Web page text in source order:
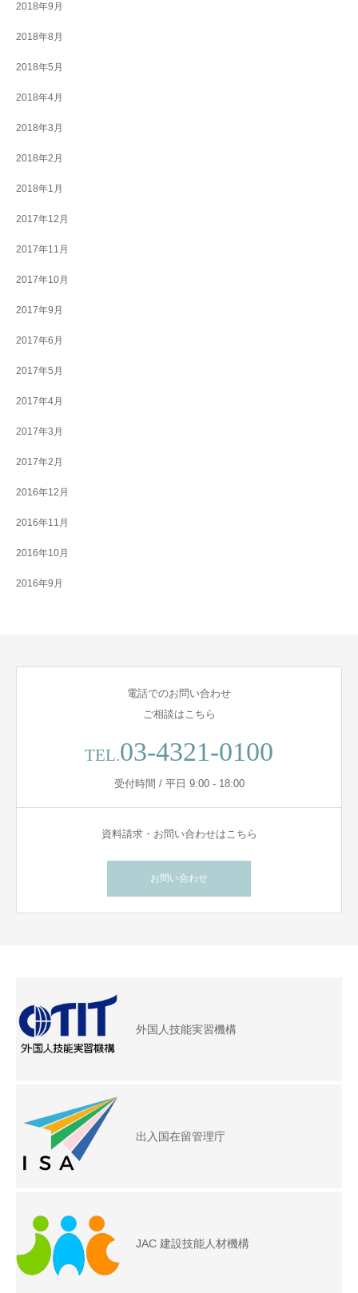
2018年9月
2018年8月
2018年5月
2018年4月
2018年3月
2018年2月
2018年1月
2017年12月
2017年11月
2017年10月
2017年9月
2017年6月
2017年5月
2017年4月
2017年3月
2017年2月
2016年12月
2016年11月
2016年10月
2016年9月
電話でのお問い合わせ
ご相談はこちら
TEL.03-4321-0100
受付時間 / 平日 9:00 - 18:00
資料請求・お問い合わせはこちら
お問い合わせ
外国人技能実習機構
出入国在留管理庁
JAC 建設技能人材機構